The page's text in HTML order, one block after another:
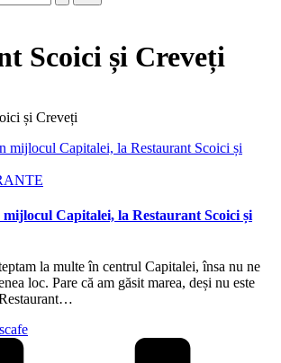
Scoici și Creveți
și Creveți
Capitalei, la Restaurant Scoici și
la multe în centrul Capitalei, însa nu ne
loc. Pare că am găsit marea, deși nu este